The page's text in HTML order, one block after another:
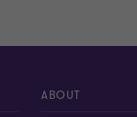
ABOUT